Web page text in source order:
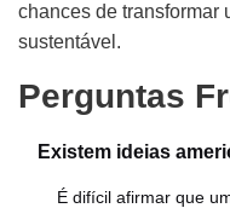
chances de transformar
sustentável.
Perguntas
Existem ideias
É difícil afirmar que